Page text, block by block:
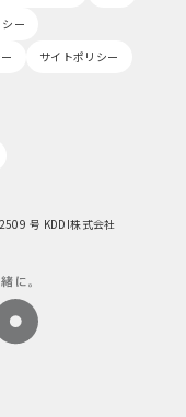
ー
サイトポリシー
号 KDDI株式会社